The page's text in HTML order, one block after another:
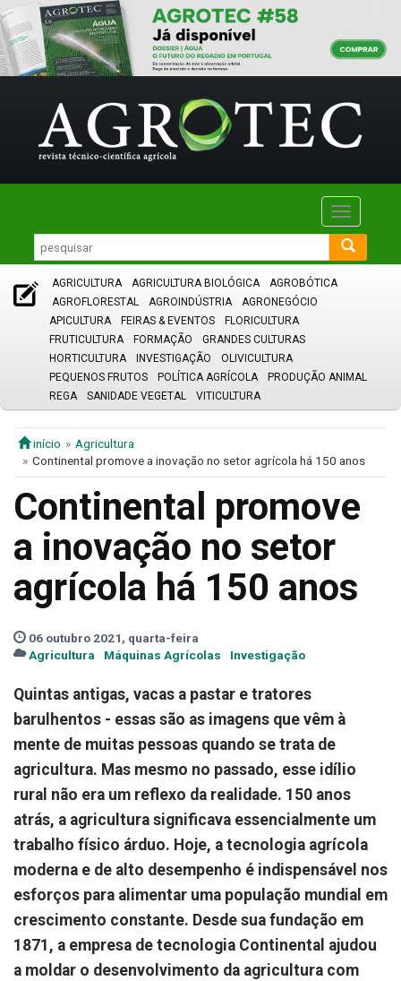
Toggle
AGRICULTURA AGRICULTURA BIOLÓGICA
AGROBÓTICA
AGROFLORESTAL
AGROINDÚSTRIA
AGRONEGÓCIO
APICULTURA
FEIRAS & EVENTOS
FLORICULTURA
FRUTICULTURA
FORMAÇÃO
GRANDES CULTURAS
HORTICULTURA
INVESTIGAÇÃO
OLIVICULTURA
PEQUENOS FRUTOS
POLÍTICA AGRÍCOLA
PRODUÇÃO ANIMAL
REGA
SANIDADE VEGETAL VITICULTURA
início
Agricultura
Continental promove a inovação no setor agrícola há 150 anos
Continental promove
a inovação no setor
agrícola há 150 anos
06 outubro 2021, quarta-feira
Agricultura
Máquinas Agrícolas Investigação
Quintas antigas, vacas a pastar e tratores
barulhentos - essas são as imagens que vêm à
mente de muitas pessoas quando se trata de
agricultura. Mas mesmo no passado, esse idílio
rural não era um reflexo da realidade. 150 anos
atrás, a agricultura significava essencialmente um
trabalho físico árduo. Hoje, a tecnologia agrícola
moderna e de alto desempenho é indispensável nos
esforços para alimentar uma população mundial em
crescimento constante. Desde sua fundação em
1871, a empresa de tecnologia Continental ajudou
a moldar o desenvolvimento da agricultura com